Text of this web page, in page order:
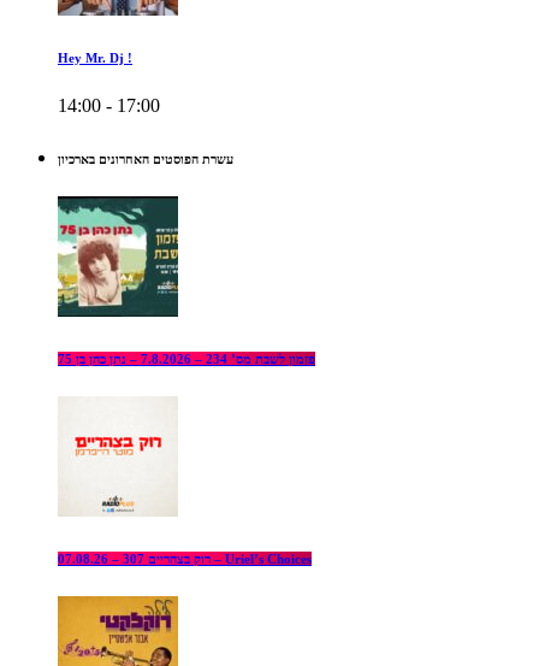
Hey Mr. Dj !
14:00 - 17:00
עשרת הפוסטים האחרונים בארכיון
פזמון לשבת מס’ 234 – 7.8.2026 – נתן כהן בן 75
רוק בצהריים 307 – 07.08.26 – Uriel’s Choices